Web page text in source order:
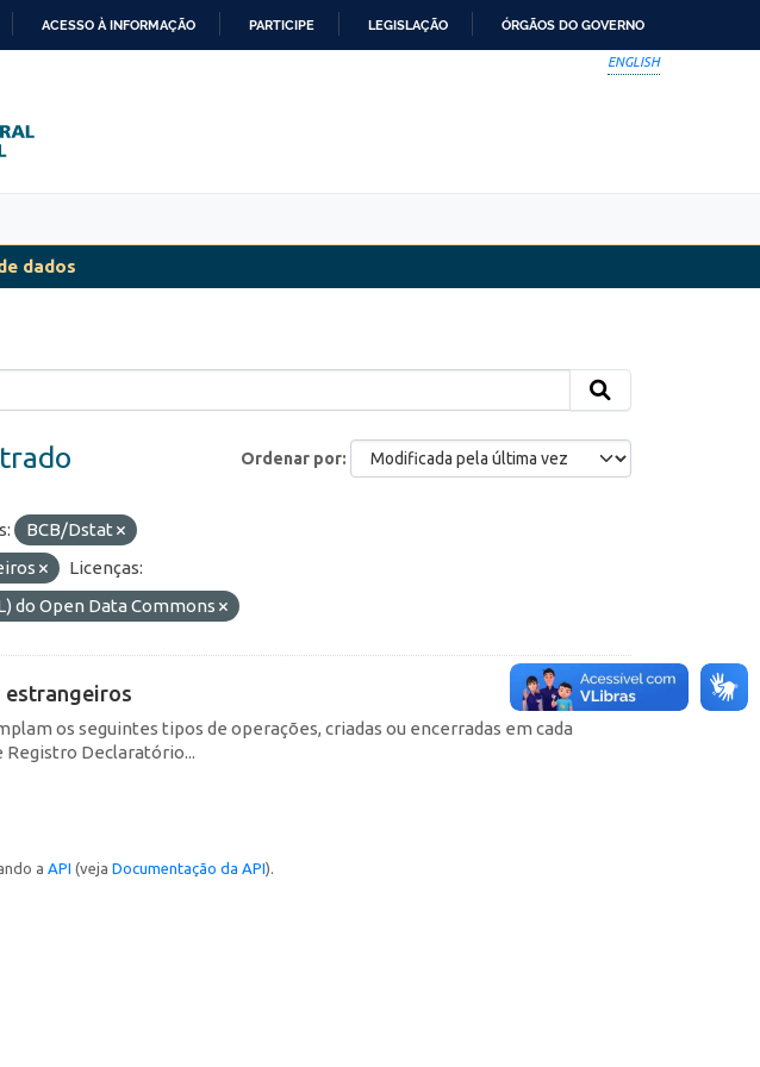
ACESSO À INFORMAÇÃO PARTICIPE LEGISLAÇÃO ÓRGÃOS DO GOVERNO
ENGLISH
dados
Ordenar por
BCB/Dstat
Licenças:
do Open Data Commons
estrangeiros
os seguintes tipos de operações, criadas ou encerradas em cada
Declaratório...
a API (veja Documentação da API).